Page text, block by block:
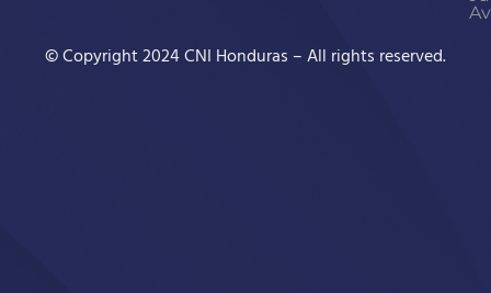
© Copyright 2024 CNI Honduras – All rights reserved.